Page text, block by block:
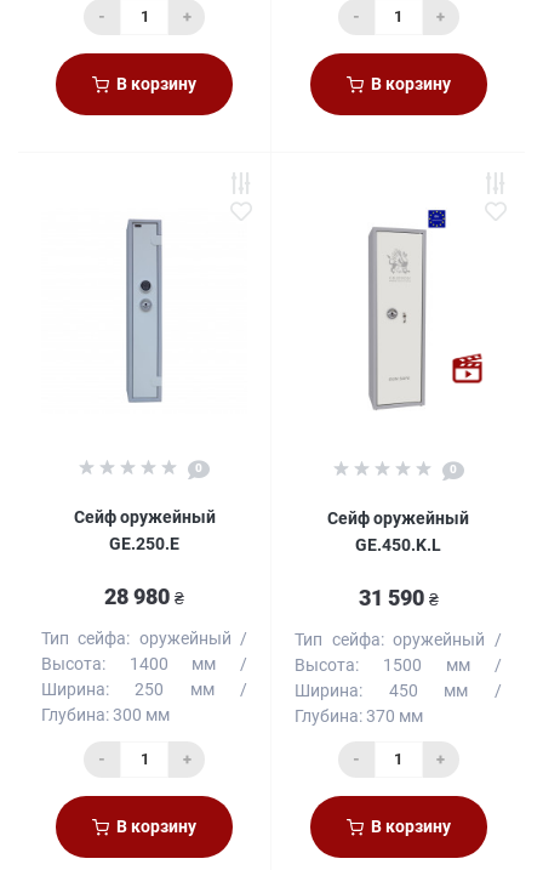
- +
В корзину
- +
В корзину
0
Сейф оружейный
GE.250.E
28 980 ₴
Тип сейфа: оружейный
Высота:
1400 мм
Ширина:
250 мм
Глубина:300 мм
- +
В корзину
0
Сейф оружейный
GE.450.K.L
31 590 ₴
Тип сейфа: оружейный
Высота:
1500 мм
Ширина:
450 мм
Глубина:370 мм
- +
В корзину